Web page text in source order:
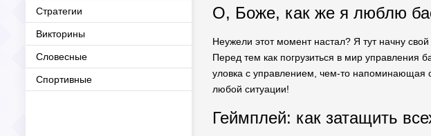
Стратегии
Викторины
Словесные
Спортивные
О, Боже, как же я люблю
Неужели этот момент настал? Я тут начну
Перед тем как погрузиться в мир управления
уловка с управлением, чем-то напоминающая
любой ситуации!
Геймплей: как затащить